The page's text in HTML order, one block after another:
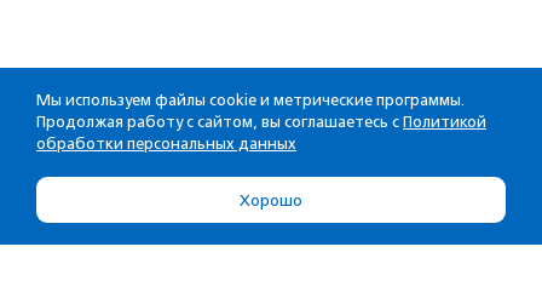
Мы используем файлы cookie и метрические программы.
Продолжая работу с сайтом, вы соглашаетесь с Политикой
обработки персональных данных
Хорошо